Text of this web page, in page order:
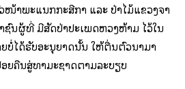
ໜ້າພະແນກກະສີກຳ ແລະ ປ່າໄມ້ແຂວງຈຳ
ຊົນຜູ້ທີ່ ມີສັດປ່າປະເພດຫວງຫ້າມ ໄວ້ໃນ
ບໍ່ໄດ້ຮັບອະນຸຍາດນັ້ນ ໃຫ້ຕື່ນຕົວນຳມາ
ຍຄືນສູ່ທຳມະຊາດຕາມລະບຽບ